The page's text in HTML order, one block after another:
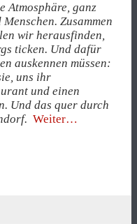
Atmosphäre, ganz
Zusammen
wir herausfinden,
ticken. Und dafür
auskennen müssen:
uns ihr
und einen
Und das quer durch
Weiter„Bifteki